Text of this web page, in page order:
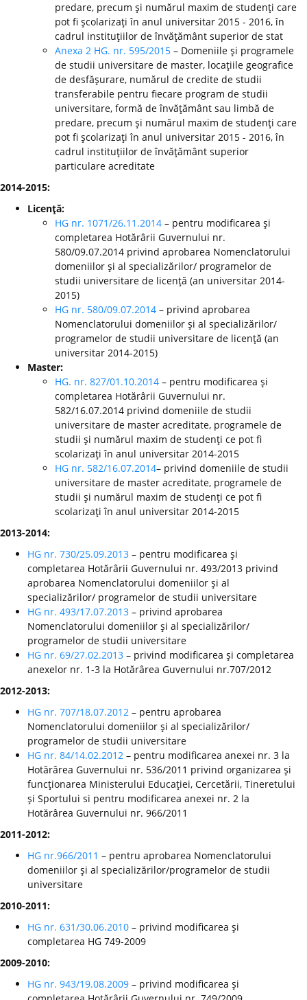
predare, precum şi numărul maxim de studenţi care
pot fi şcolarizaţi în anul universitar 2015 - 2016, în
cadrul instituţiilor de învăţământ superior de stat
Anexa 2 HG. nr. 595/2015 – Domeniile şi programele
de studii universitare de master, locaţiile geografice
de desfăşurare, numărul de credite de studii
transferabile pentru fiecare program de studii
universitare, formă de învăţământ sau limbă de
predare, precum şi numărul maxim de studenţi care
pot fi şcolarizaţi în anul universitar 2015 - 2016, în
cadrul instituţiilor de învăţământ superior
particulare acreditate
2014-2015:
Licenţă:
HG nr. 1071/26.11.2014 – pentru modificarea şi
completarea Hotărârii Guvernului nr.
580/09.07.2014 privind aprobarea Nomenclatorului
domeniilor şi al specializărilor/ programelor de
studii universitare de licenţă (an universitar 2014-
2015)
HG nr. 580/09.07.2014 – privind aprobarea
Nomenclatorului domeniilor şi al specializărilor/
programelor de studii universitare de licenţă (an
universitar 2014-2015)
Master:
HG. nr. 827/01.10.2014 – pentru modificarea şi
completarea Hotărârii Guvernului nr.
582/16.07.2014 privind domeniile de studii
universitare de master acreditate, programele de
studii şi numărul maxim de studenţi ce pot fi
scolarizaţi în anul universitar 2014-2015
HG nr. 582/16.07.2014– privind domeniile de studii
universitare de master acreditate, programele de
studii şi numărul maxim de studenţi ce pot fi
scolarizaţi în anul universitar 2014-2015
2013-2014:
HG nr. 730/25.09.2013 – pentru modificarea şi
completarea Hotărârii Guvernului nr. 493/2013 privind
aprobarea Nomenclatorului domeniilor şi al
specializărilor/ programelor de studii universitare
HG nr. 493/17.07.2013 – privind aprobarea
Nomenclatorului domeniilor şi al specializărilor/
programelor de studii universitare
HG nr. 69/27.02.2013 – privind modificarea şi completarea
anexelor nr. 1-3 la Hotărârea Guvernului nr.707/2012
2012-2013:
HG nr. 707/18.07.2012 – pentru aprobarea
Nomenclatorului domeniilor şi al specializărilor/
programelor de studii universitare
HG nr. 84/14.02.2012 – pentru modificarea anexei nr. 3 la
Hotărârea Guvernului nr. 536/2011 privind organizarea şi
funcţionarea Ministerului Educaţiei, Cercetării, Tineretului
şi Sportului si pentru modificarea anexei nr. 2 la
Hotărârea Guvernului nr. 966/2011
2011-2012:
HG nr.966/2011 – pentru aprobarea Nomenclatorului
domeniilor şi al specializărilor/programelor de studii
universitare
2010-2011:
HG nr. 631/30.06.2010 – privind modificarea şi
completarea HG 749-2009
2009-2010:
HG nr. 943/19.08.2009 – privind modificarea şi